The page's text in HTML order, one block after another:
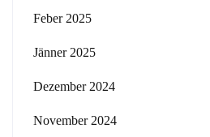
Feber 2025
Jänner 2025
Dezember 2024
November 2024